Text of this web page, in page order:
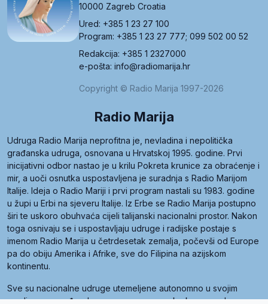
10000 Zagreb Croatia
Ured: +385 1 23 27 100
Program: +385 1 23 27 777; 099 502 00 52
Redakcija: +385 1 2327000
e-pošta: info@radiomarija.hr
Copyright © Radio Marija 1997-2026
Radio Marija
Udruga Radio Marija neprofitna je, nevladina i nepolitička
građanska udruga, osnovana u Hrvatskoj 1995. godine. Prvi
inicijativni odbor nastao je u krilu Pokreta krunice za obraćenje i
mir, a uoči osnutka uspostavljena je suradnja s Radio Marijom
Italije. Ideja o Radio Mariji i prvi program nastali su 1983. godine
u župi u Erbi na sjeveru Italije. Iz Erbe se Radio Marija postupno
širi te uskoro obuhvaća cijeli talijanski nacionalni prostor. Nakon
toga osnivaju se i uspostavljaju udruge i radijske postaje s
imenom Radio Marija u četrdesetak zemalja, počevši od Europe
pa do obiju Amerika i Afrike, sve do Filipina na azijskom
kontinentu.
Sve su nacionalne udruge utemeljene autonomno u svojim
zemljama, a međusobna su povezane preko krovne udruge